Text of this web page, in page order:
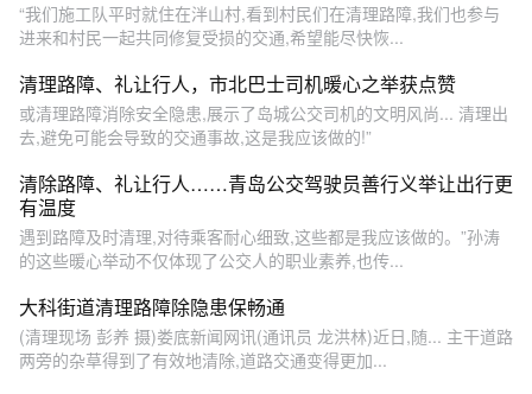
“我们施工队平时就住在泮山村,看到村民们在清理路障,我们也参与
进来和村民一起共同修复受损的交通,希望能尽快恢...
清理路障、礼让行人，市北巴士司机暖心之举获点赞
或清理路障消除安全隐患,展示了岛城公交司机的文明风尚... 清理出
去,避免可能会导致的交通事故,这是我应该做的!”
清除路障、礼让行人……青岛公交驾驶员善行义举让出行更
有温度
遇到路障及时清理,对待乘客耐心细致,这些都是我应该做的。”孙涛
的这些暖心举动不仅体现了公交人的职业素养,也传...
大科街道清理路障除隐患保畅通
(清理现场 彭养 摄)娄底新闻网讯(通讯员 龙洪林)近日,随... 主干道路
两旁的杂草得到了有效地清除,道路交通变得更加...